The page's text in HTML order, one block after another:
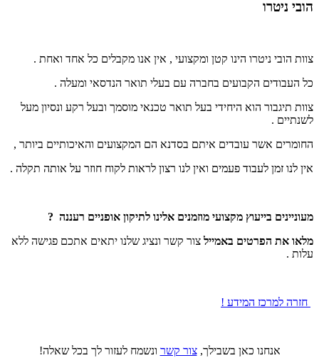
הובי ניטרו
צוות הובי ניטרו הינו קטן ומקצועי , אין אנו מקבלים כל אחד ואחת .
כל העבודים הקבועים בחברה עם בעלי תואר הנדסאי ומעלה .
צוות תיגבור הוא היחידי בעל תואר טכנאי מוסמך ובעל רקע ונסיון מעל
לשנתיים .
החומרים אשר עובדים איתם בסדנא הם המקצועים והאיכותיים ביותר ,
אין לנו זמן לעבוד פעמים ואין לנו רצון לראות לקוח חוזר על אותה תקלה .
מעוניינים בייעוץ מקצועי מוזמנים אלינו לתיקון אופניים רעננה ?
מלאו את הפרטים באמייל צור קשר ונציג שלנו יתאים אתכם פגישה ללא
עלות .
חזרה למרכז המידע !
אנחנו כאן בשבילך,צור קשר ונשמח לעזור לך בכל שאלה!